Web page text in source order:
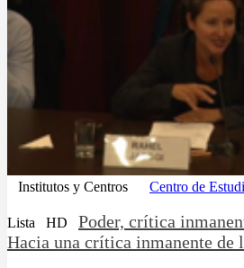
Institutos y Centros Centro de
Lista HD
Poder, crítica
Hacia una crítica inmanente de